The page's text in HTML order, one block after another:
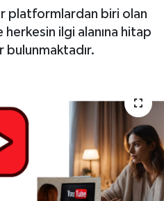
platformlardan biri olan
herkesin ilgi alanına hitap
bulunmaktadır.
ve Fikstür